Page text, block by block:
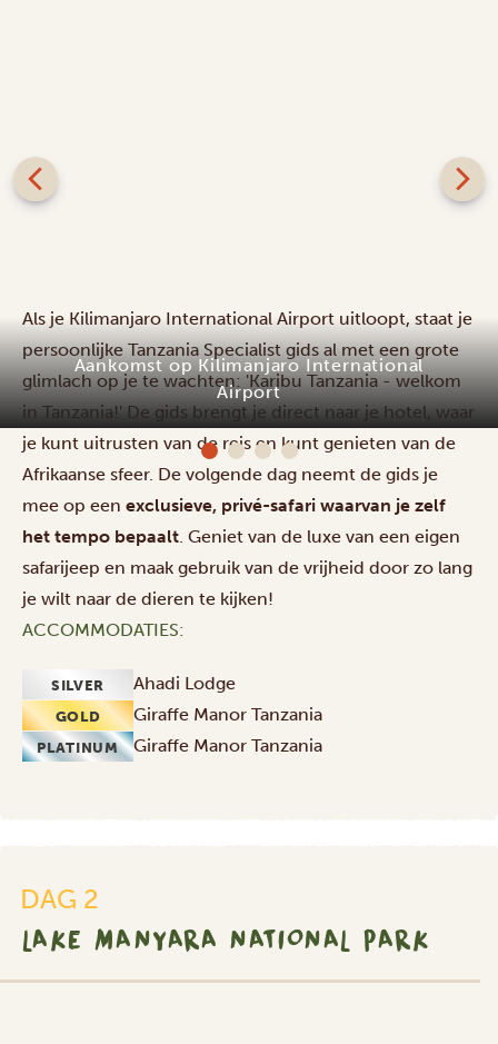
Ahadi Lodge
Als je Kilimanjaro International Airport uitloopt, staat je
persoonlijke Tanzania Specialist gids al met een grote
glimlach op je te wachten: 'Karibu Tanzania - welkom
in Tanzania!' De gids brengt je direct naar je hotel, waar
je kunt uitrusten van de reis en kunt genieten van de
Afrikaanse sfeer. De volgende dag neemt de gids je
mee op een exclusieve, privé-safari waarvan je zelf
het tempo bepaalt. Geniet van de luxe van een eigen
safarijeep en maak gebruik van de vrijheid door zo lang
je wilt naar de dieren te kijken!
ACCOMMODATIES:
SILVER Ahadi Lodge
GOLD Giraffe Manor Tanzania
PLATINUM Giraffe Manor Tanzania
DAG 2
LAKE MANYARA NATIONAL PARK